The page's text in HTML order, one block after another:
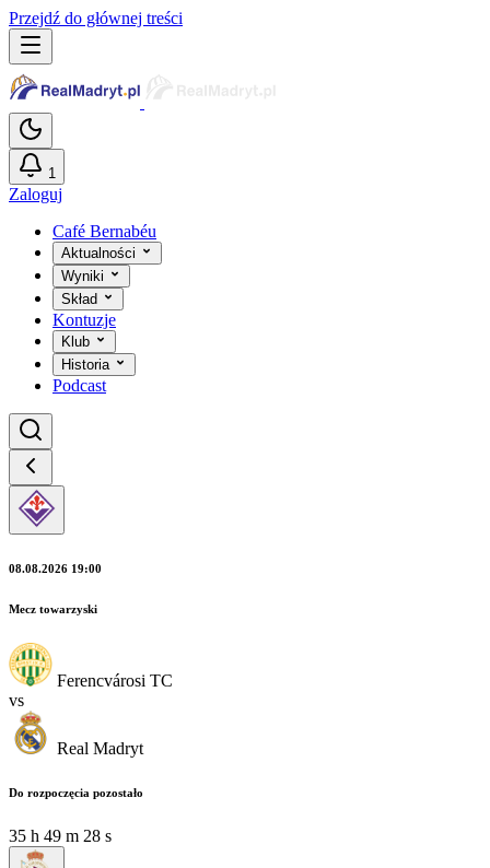
Przejdź do głównej treści
1
Zaloguj
Café Bernabéu
Aktualności
Wyniki
Skład
Kontuzje
Klub
Historia
Podcast
08.08.2026 19:00
Mecz towarzyski
Ferencvárosi TC
vs
Real Madryt
Do rozpoczęcia pozostało
35 h 49 m 28 s